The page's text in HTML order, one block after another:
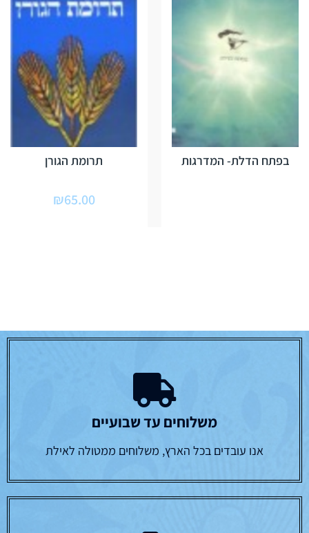
בפתח הדלת- המדרגות תרומת הגורן
₪65.00
משלוחים עד שבועיים
אנו עובדים בכל הארץ, משלוחים ממטולה לאילת